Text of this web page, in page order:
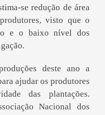
se redução de área
visto que o
e o baixo nível dos
deste ano a
ajudar os produtores
das plantações.
Nacional dos